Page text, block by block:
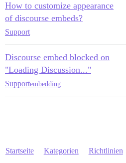
How to customize appearance
of discourse embeds?
Support
Discourse embed blocked on
"Loading Discussion..."
Supportembedding
Startseite Kategorien Richtlinien